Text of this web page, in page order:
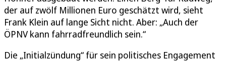
der auf zwölf Millionen Euro geschätzt wird, sieht
Frank Klein auf lange Sicht nicht. Aber: „Auch der
ÖPNV kann fahrradfreundlich sein.“
Die „Initialzündung“ für sein politisches Engagement